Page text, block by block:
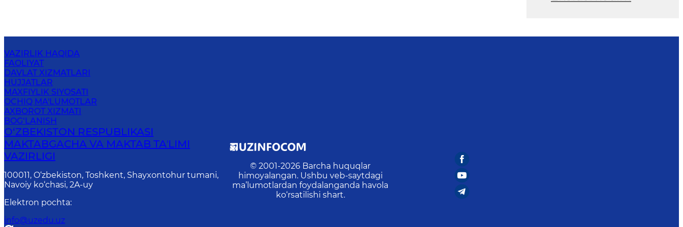
VAZIRLIK HAQIDA
FAOLIYAT
DAVLAT XIZMATLARI
HUJJATLAR
MAXFIYLIK SIYOSATI
OCHIQ MA'LUMOTLAR
AXBOROT XIZMATI
BOG‘LANISH
O‘ZBEKISTON RESPUBLIKASI
MAKTABGACHA VA MAKTAB TAʼLIMI
VAZIRLIGI
100011, O‘zbekiston, Toshkent, Shayxontohur tumani,
Navoiy ko‘chasi, 2A-uy
Elektron pochta:
info@uzedu.uz
© 2001-2026 Barcha huquqlar
himoyalangan. Ushbu veb-saytdagi
ma’lumotlardan foydalanganda havola
ko‘rsatilishi shart.